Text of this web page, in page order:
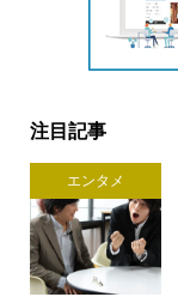
注目記事
エンタメ